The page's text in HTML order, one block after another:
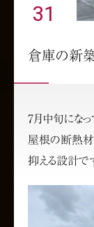
31
倉庫の新
7月中旬になっ
屋根の断熱材
抑える設計で